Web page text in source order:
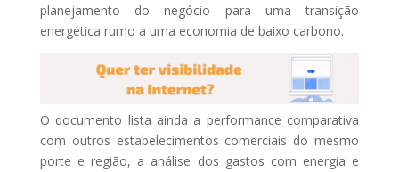
planejamento do negócio para uma transição
energética rumo a uma economia de baixo carbono.
O documento lista ainda a performance comparativa
com outros estabelecimentos comerciais do mesmo
porte e região, a análise dos gastos com energia e